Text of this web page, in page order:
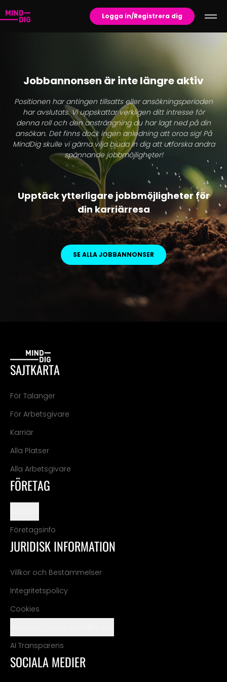
Logga in/Registrera dig
Jobbannonsen är inte längre aktiv
Positionen har antingen tillsatts eller ansökningsperioden
har avslutats. Vi uppskattar verkligen ditt intresse för
denna roll och den ansträngning du har lagt ned på din
ansökan. Det finns dock ingen anledning att oroa sig! På
MindDig skulle vi gärna vilja bjuda in dig att utforska andra
spännande jobbmöjligheter!
Upptäck ytterligare jobbmöjligheter för
din karriärresa
SE ALLA JOBBANNONSER
SAJTKARTA
För Talanger
För Arbetsgivare
Karriär
Alla Platser
Alla Arbetsgivare
FÖRETAG
Företagsinfo
JURIDISK INFORMATION
Villkor och Bestämmelser
Integritetspolicy
Cookies
AI Transparens
SOCIALA MEDIER